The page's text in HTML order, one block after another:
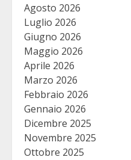
Agosto 2026
Luglio 2026
Giugno 2026
Maggio 2026
Aprile 2026
Marzo 2026
Febbraio 2026
Gennaio 2026
Dicembre 2025
Novembre 2025
Ottobre 2025